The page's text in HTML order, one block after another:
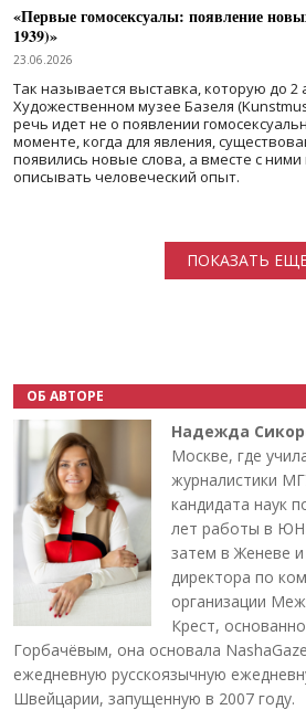
«Первые гомосексуалы: появление
1939)»
23.06.2026
Так называется выставка, которую до 2
Художественном музее Базеля
речь идет не о появлении
моменте, когда для явления,
появились новые слова, а вместе с
описывать человеческий опыт.
ПОКАЗАТЬ
ОБ АВТОРЕ
Надежда
Москве, где
журналистики
кандидата наук
лет работы в
затем в Женеве
директора по
организации
Крест,
Горбачёвым, она основала
ежедневную русскоязычную
Швейцарии, запущенную в 2007 году.